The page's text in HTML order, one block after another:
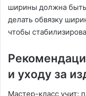
ширины должна
делать обвязку
чтобы
и уходу за
Мастер-класс учит: